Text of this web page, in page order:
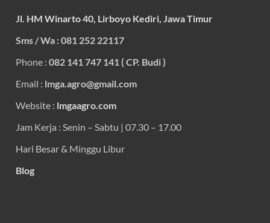
Jl. HM Winarto 40, Lirboyo Kediri, Jawa Timur
Sms / Wa : 081 252 22117
Phone : 082 141 747 141 ( CP. Budi )
Email : lmga.agro@gmail.com
Website : lmgaagro.com
Jam Kerja : Senin – Sabtu | 07.30 – 17.00
Hari Besar & Minggu Libur
Blog